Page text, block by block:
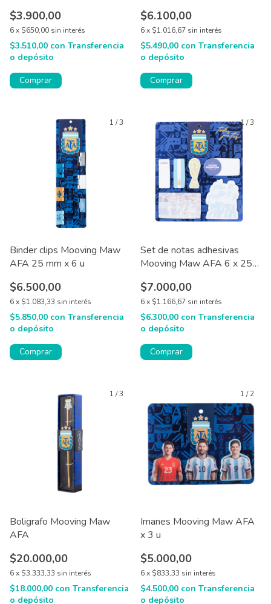
$3.900,00
6x $650,00 sin interés
$3.510,00 con Transferencia
o depósito
$6.100,00
6x $1.016,67 sin interés
$5.490,00 con Transferencia
o depósito
1 /3
Binder clips Mooving Maw
AFA 25 mm x 6 u
$6.500,00
6x $1.083,33 sin interés
$5.850,00 con Transferencia
o depósito
1 /3
Set de notas adhesivas
Mooving Maw AFA 6 x 25
$7.000,00
6x $1.166,67 sin interés
$6.300,00 con Transferencia
o depósito
1 /3
Boligrafo Mooving Maw
AFA
$20.000,00
6x $3.333,33 sin interés
$18.000,00 con Transferencia
o depósito
1 /2
Imanes Mooving Maw AFA
x 3 u
$5.000,00
6x $833,33 sin interés
$4.500,00 con Transferencia
o depósito